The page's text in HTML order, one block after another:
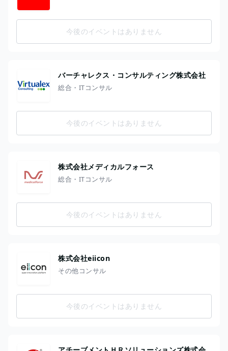
今後のイベントはありません
バーチャレクス・コンサルティング株式会社
総合・ITコンサル
今後のイベントはありません
株式会社メディカルフォース
総合・ITコンサル
今後のイベントはありません
株式会社eiicon
その他コンサル
今後のイベントはありません